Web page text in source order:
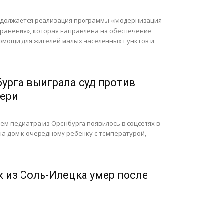
реализация программы «Модернизация
которая направлена на обеспечение
для жителей малых населенных пунктов и
выиграла суд против
педиатра из Оренбурга появилось в соцсетях в
дом к очередному ребенку с температурой,
из Соль-Илецка умер после